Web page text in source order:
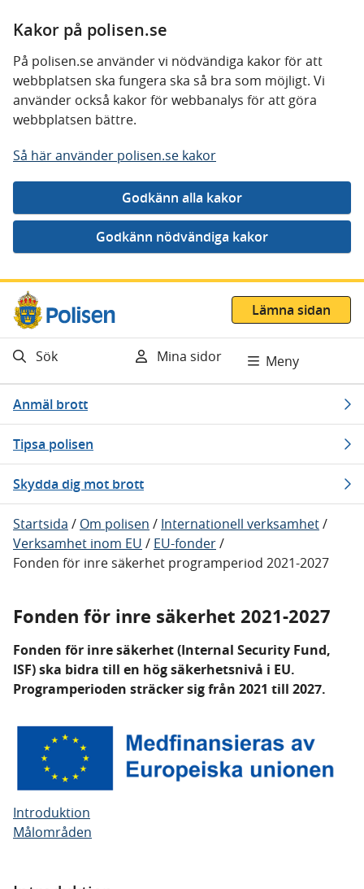
Kakor på polisen.se
På polisen.se använder vi nödvändiga kakor för att
webbplatsen ska fungera ska så bra som möjligt. Vi
använder också kakor för webbanalys för att göra
webbplatsen bättre.
Så här använder polisen.se kakor
Gå direkt till innehåll
Lämna sidan
Sök Mina sidor Meny
Anmäl brott
Tipsa polisen
Skydda dig mot brott
Startsida / Om polisen / Internationell verksamhet/
Verksamhet inom EU / EU-fonder/
Fonden för inre säkerhet programperiod 2021-2027
Fonden för inre säkerhet 2021-2027
Fonden för inre säkerhet (Internal Security Fund,
ISF) ska bidra till en hög säkerhetsnivå i EU.
Programperioden sträcker sig från 2021 till 2027.
Introduktion
Målområden